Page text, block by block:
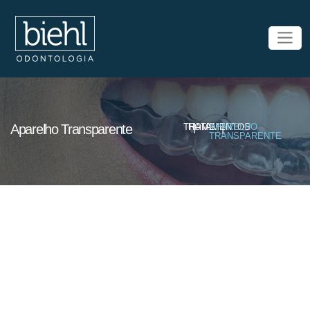
Aparelho Transparente HOME
|
TRATAMENTOS
|
APARELHO
TRANSPARENTE